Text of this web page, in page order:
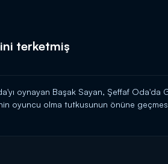
terketmiş
oynayan Başak Sayan, Şeffaf
oyuncu olma tutkusunun önüne
sonucunu bile beklemeden ailesine bir